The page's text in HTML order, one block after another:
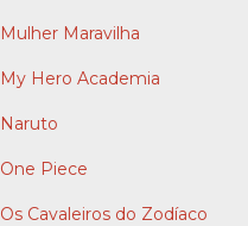
Mulher Maravilha
My Hero Academia
Naruto
One Piece
Os Cavaleiros do Zodíaco